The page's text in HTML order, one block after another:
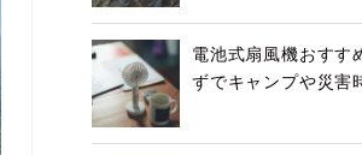
電池式扇風機おすす
ずでキャンプや災害